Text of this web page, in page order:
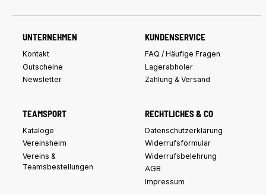
UNTERNEHMEN
Kontakt
Gutscheine
Newsletter
KUNDENSERVICE
FAQ / Häufige Fragen
Lagerabholer
Zahlung & Versand
TEAMSPORT
Kataloge
Vereinsheim
Vereins &
Teamsbestellungen
RECHTLICHES & CO
Datenschutzerklärung
Widerrufsformular
Widerrufsbelehrung
AGB
Impressum